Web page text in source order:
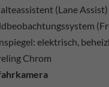
(Lane Assist)
elektrisch,
Chrom